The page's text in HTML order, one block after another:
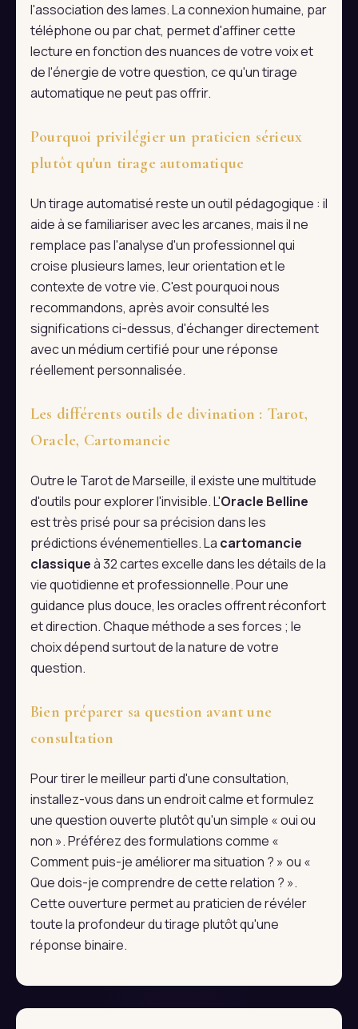
l'association des lames. La connexion humaine, par
téléphone ou par chat, permet d'affiner cette
lecture en fonction des nuances de votre voix et
de l'énergie de votre question, ce qu'un tirage
automatique ne peut pas offrir.
Pourquoi privilégier un praticien sérieux
plutôt qu'un tirage automatique
Un tirage automatisé reste un outil pédagogique : il
aide à se familiariser avec les arcanes, mais il ne
remplace pas l'analyse d'un professionnel qui
croise plusieurs lames, leur orientation et le
contexte de votre vie. C'est pourquoi nous
recommandons, après avoir consulté les
significations ci-dessus, d'échanger directement
avec un médium certifié pour une réponse
réellement personnalisée.
Les différents outils de divination : Tarot,
Oracle, Cartomancie
Outre le Tarot de Marseille, il existe une multitude
d'outils pour explorer l'invisible. L'Oracle Belline
est très prisé pour sa précision dans les
prédictions événementielles. La cartomancie
classiqueà 32 cartes excelle dans les détails de la
vie quotidienne et professionnelle. Pour une
guidance plus douce, les oracles offrent réconfort
et direction. Chaque méthode a ses forces ; le
choix dépend surtout de la nature de votre
question.
Bien préparer sa question avant une
consultation
Pour tirer le meilleur parti d'une consultation,
installez-vous dans un endroit calme et formulez
une question ouverte plutôt qu'un simple « oui ou
non ». Préférez des formulations comme «
Comment puis-je améliorer ma situation ? » ou «
Que dois-je comprendre de cette relation ? ».
Cette ouverture permet au praticien de révéler
toute la profondeur du tirage plutôt qu'une
réponse binaire.